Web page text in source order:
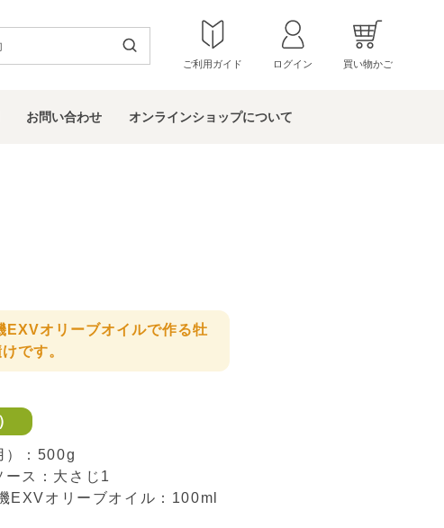
ご利用ガイド ログイン 買い物かご
お問い合わせ オンラインショップについて
EXVオリーブオイルで作る牡
です。
）：500g
ース：大さじ1
EXVオリーブオイル：100ml